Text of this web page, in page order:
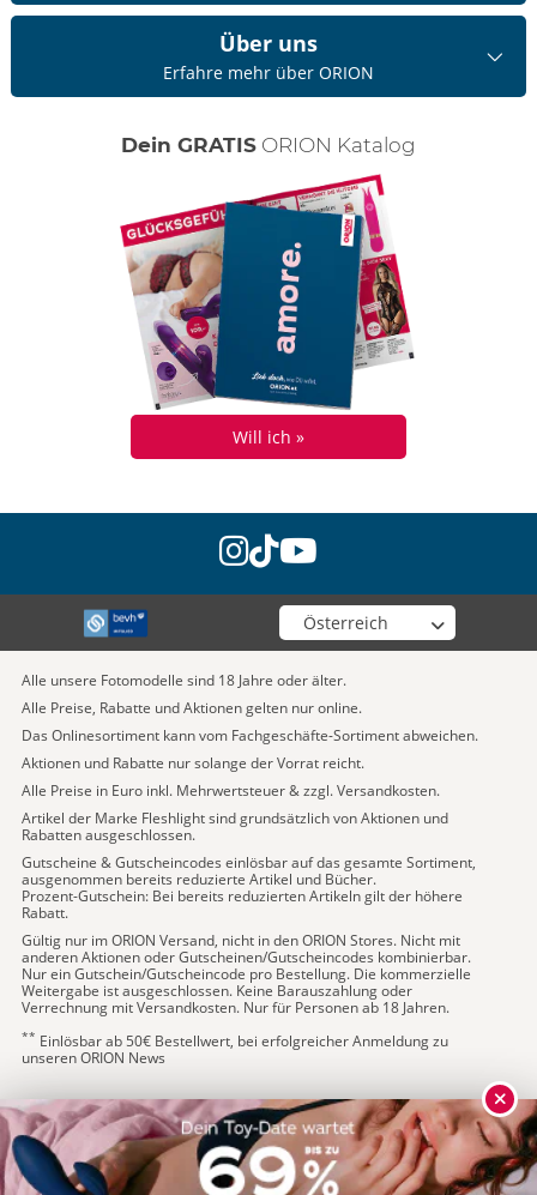
Über uns
Erfahre mehr über ORION
Dein GRATIS ORION Katalog
Will ich »
instagram
tiktok
youtube
Wähle deinen Shop
Alle unsere Fotomodelle sind 18 Jahre oder älter.
Alle Preise, Rabatte und Aktionen gelten nur online.
Das Onlinesortiment kann vom Fachgeschäfte-Sortiment abweichen.
Aktionen und Rabatte nur solange der Vorrat reicht.
Alle Preise in Euro inkl. Mehrwertsteuer & zzgl. Versandkosten.
Artikel der Marke Fleshlight sind grundsätzlich von Aktionen und
Rabatten ausgeschlossen.
Gutscheine & Gutscheincodes einlösbar auf das gesamte Sortiment,
ausgenommen bereits reduzierte Artikel und Bücher.
Prozent-Gutschein: Bei bereits reduzierten Artikeln gilt der höhere
Rabatt.
Gültig nur im ORION Versand, nicht in den ORION Stores. Nicht mit
anderen Aktionen oder Gutscheinen/Gutscheincodes kombinierbar.
Nur ein Gutschein/Gutscheincode pro Bestellung. Die kommerzielle
Weitergabe ist ausgeschlossen. Keine Barauszahlung oder
Verrechnung mit Versandkosten. Nur für Personen ab 18 Jahren.
** Einlösbar ab 50€ Bestellwert, bei erfolgreicher Anmeldung zu
unseren ORION News